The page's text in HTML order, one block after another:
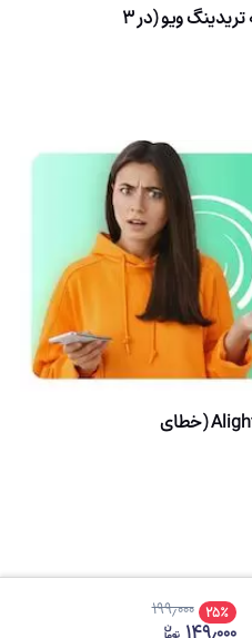
۲۵٪ ۱۹۹٫۰۰۰
آموزش اضافه کردن اندیکاتور به تریدینگ ویو (در 3
حل مشکل کار نکردن Alight Motion (خطای